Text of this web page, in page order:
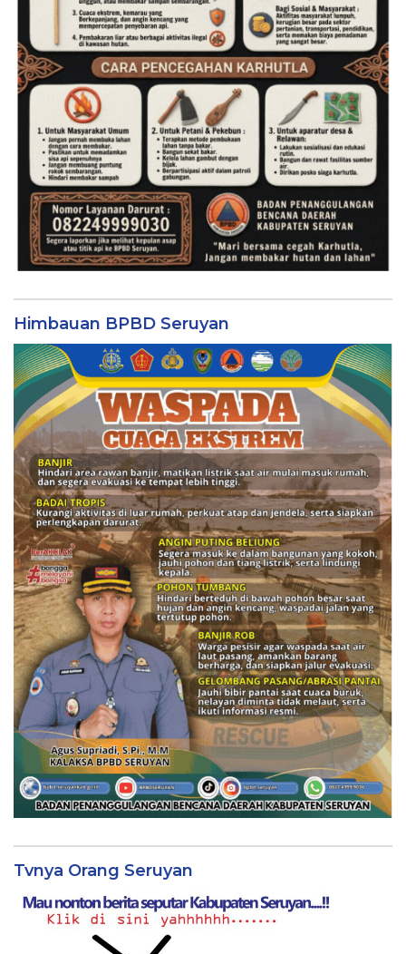
Himbauan BPBD Seruyan
Tvnya Orang Seruyan